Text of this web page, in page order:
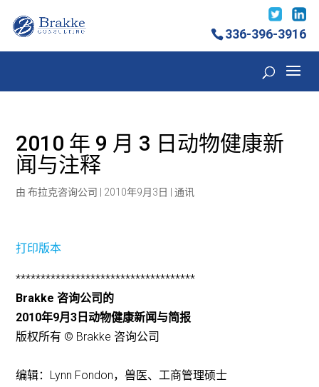
336-396-3916
2010 年 9 月 3 日动物健康新
闻与注释
由布拉克咨询公司 2010年9月3日 |通讯
打印版本
************************************
Brakke 咨询公司的
2010年9月3日动物健康新闻与简报
版权所有 © Brakke 咨询公司
编辑：Lynn Fondon，兽医、工商管理硕士